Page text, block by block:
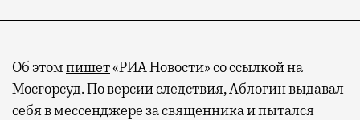
Об этомпишет«РИА Новости» со ссылкой на
Мосгорсуд. По версии следствия, Аблогин выдавал
себя в мессенджере за священника и пытался